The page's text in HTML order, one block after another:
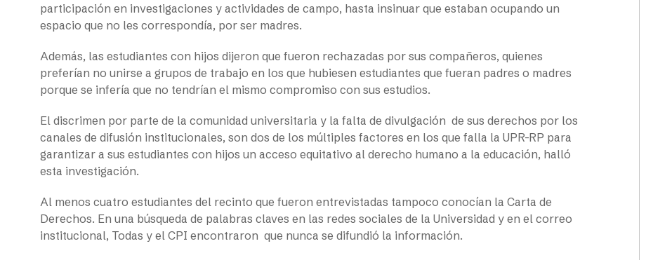
participación en investigaciones y actividades de campo, hasta insinuar que estaban ocupando un
espacio que no les correspondía, por ser madres.
Además, las estudiantes con hijos dijeron que fueron rechazadas por sus compañeros, quienes
preferían no unirse a grupos de trabajo en los que hubiesen estudiantes que fueran padres o madres
porque se infería que no tendrían el mismo compromiso con sus estudios.
El discrimen por parte de la comunidad universitaria y la falta de divulgación de sus derechos por los
canales de difusión institucionales, son dos de los múltiples factores en los que falla la UPR-RP para
garantizar a sus estudiantes con hijos un acceso equitativo al derecho humano a la educación, halló
esta investigación.
Al menos cuatro estudiantes del recinto que fueron entrevistadas tampoco conocían la Carta de
Derechos. En una búsqueda de palabras claves en las redes sociales de la Universidad y en el correo
institucional, Todas y el CPI encontraron que nunca se difundió la información.